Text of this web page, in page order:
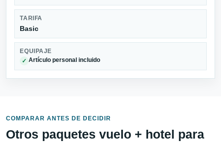
TARIFA
Basic
EQUIPAJE
✓ Artículo personal incluido
COMPARAR ANTES DE DECIDIR
Otros paquetes vuelo + hotel para